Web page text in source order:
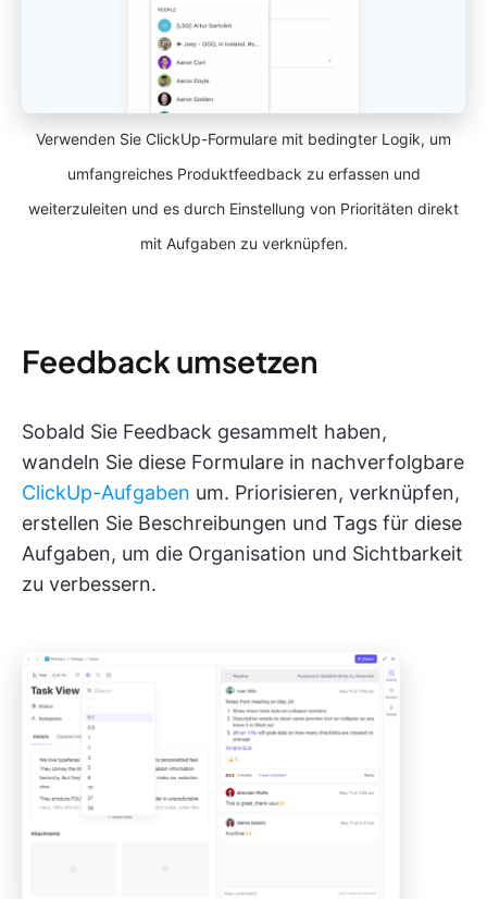
Verwenden Sie ClickUp-Formulare mit bedingter Logik, um
umfangreiches Produktfeedback zu erfassen und
weiterzuleiten und es durch Einstellung von Prioritäten direkt
mit Aufgaben zu verknüpfen.
Feedback umsetzen
Sobald Sie Feedback gesammelt haben,
wandeln Sie diese Formulare in nachverfolgbare
ClickUp-Aufgaben um. Priorisieren, verknüpfen,
erstellen Sie Beschreibungen und Tags für diese
Aufgaben, um die Organisation und Sichtbarkeit
zu verbessern.